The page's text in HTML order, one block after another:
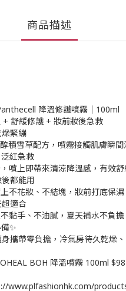
商品描述
降溫修護噴霧｜100ml
+ 舒緩修護 + 妝前妝後急救
緊繃
積雪草配方，噴霧接觸肌膚瞬
紅急救
噴上即帶來清涼降溫感，有效
都能用
不花妝、不結塊，妝前打底保
適合
黏手、不油膩，夏天補水不負
✨
攜帶零負擔，冷氣房待久乾燥
BOH 降溫噴霧 100ml $98
www.plfashionhk.com/